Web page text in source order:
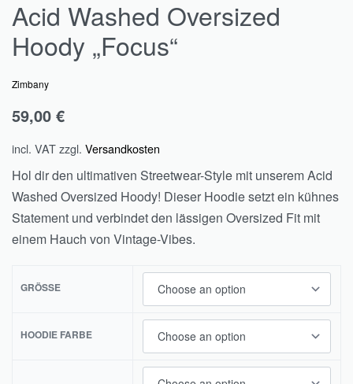
Acid Washed Oversized
Hoody „Focus“
Zimbany
59,00 €
incl. VATzzgl. Versandkosten
Hol dir den ultimativen Streetwear-Style mit unserem Acid
Washed Oversized Hoody! Dieser Hoodie setzt ein kühnes
Statement und verbindet den lässigen Oversized Fit mit
einem Hauch von Vintage-Vibes.
GRÖSSE
HOODIE FARBE